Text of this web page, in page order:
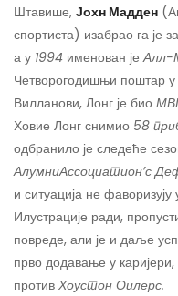
Штавише, Јохн Мадден
спортиста) изабрао га је
а у 1994 именован јеАлл-
Четворогодишњи поштар у
Вилланови, Лонг је био
Ховие Лонг снимио 58
одбранило је следеће
АлумниАссоциатион’с
и ситуација не фаворизују
Илустрације ради,
повреде, али је и даље
прво додавање у
против Хоустон Оилерс.